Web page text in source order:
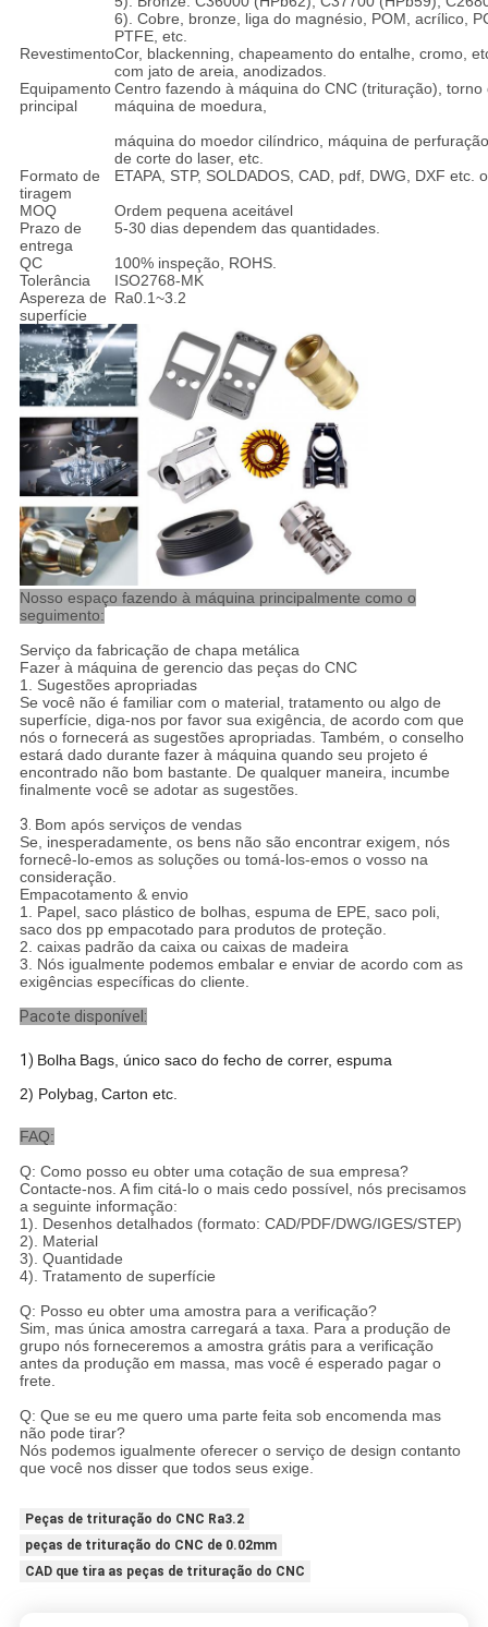
6). Cobre, bronze, liga do magnésio, POM, acrílico,
PTFE, etc.
RevestimentoCor, blackenning, chapeamento do entalhe, cromo,
com jato de areia, anodizados.
Equipamento
principal
Centro fazendo à máquina do CNC (trituração), torno
máquina de moedura,
máquina do moedor cilíndrico, máquina de
de corte do laser, etc.
Formato de
tiragem
ETAPA, STP, SOLDADOS, CAD, pdf, DWG, DXF etc.
MOQ
Ordem pequena aceitável
Prazo de
entrega
5-30 dias dependem das quantidades.
QC
100% inspeção, ROHS.
Tolerância
ISO2768-MK
Aspereza de
superfície
Ra0.1~3.2
Nosso espaço fazendo à máquina principalmente como o
seguimento:
Serviço da fabricação de chapa metálica
Fazer à máquina de gerencio das peças do CNC
1. Sugestões apropriadas
Se você não é familiar com o material, tratamento ou algo de
superfície, diga-nos por favor sua exigência, de acordo com que
nós o fornecerá as sugestões apropriadas. Também, o conselho
estará dado durante fazer à máquina quando seu projeto é
encontrado não bom bastante. De qualquer maneira, incumbe
finalmente você se adotar as sugestões.
3. Bom após serviços de vendas
Se, inesperadamente, os bens não são encontrar exigem, nós
fornecê-lo-emos as soluções ou tomá-los-emos o vosso na
consideração.
Empacotamento & envio
1. Papel, saco plástico de bolhas, espuma de EPE, saco poli,
saco dos pp empacotado para produtos de proteção.
2. caixas padrão da caixa ou caixas de madeira
3. Nós igualmente podemos embalar e enviar de acordo com as
exigências específicas do cliente.
Pacote disponível:
1) Bolha Bags, único saco do fecho de correr, espuma
2) Polybag, Carton etc.
FAQ:
Q: Como posso eu obter uma cotação de sua empresa?
Contacte-nos. A fim citá-lo o mais cedo possível, nós precisamos
a seguinte informação:
1). Desenhos detalhados (formato: CAD/PDF/DWG/IGES/STEP)
2). Material
3). Quantidade
4). Tratamento de superfície
Q: Posso eu obter uma amostra para a verificação?
Sim, mas única amostra carregará a taxa. Para a produção de
grupo nós forneceremos a amostra grátis para a verificação
antes da produção em massa, mas você é esperado pagar o
frete.
Q: Que se eu me quero uma parte feita sob encomenda mas
não pode tirar?
Nós podemos igualmente oferecer o serviço de design contanto
que você nos disser que todos seus exige.
Peças de trituração do CNC Ra3.2
peças de trituração do CNC de 0.02mm
CAD que tira as peças de trituração do CNC